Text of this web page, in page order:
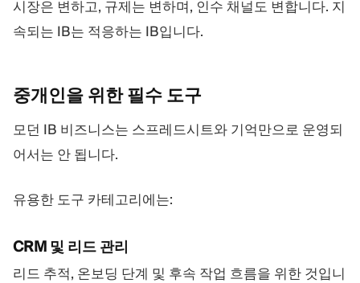
시장은 변하고, 규제는 변하며, 인수 채널도 변합니다. 지
속되는 IB는 적응하는 IB입니다.
중개인을 위한 필수 도구
모던 IB 비즈니스는 스프레드시트와 기억만으로 운영되
어서는 안 됩니다.
유용한 도구 카테고리에는:
CRM 및 리드 관리
리드 추적, 온보딩 단계 및 후속 작업 흐름을 위한 것입니